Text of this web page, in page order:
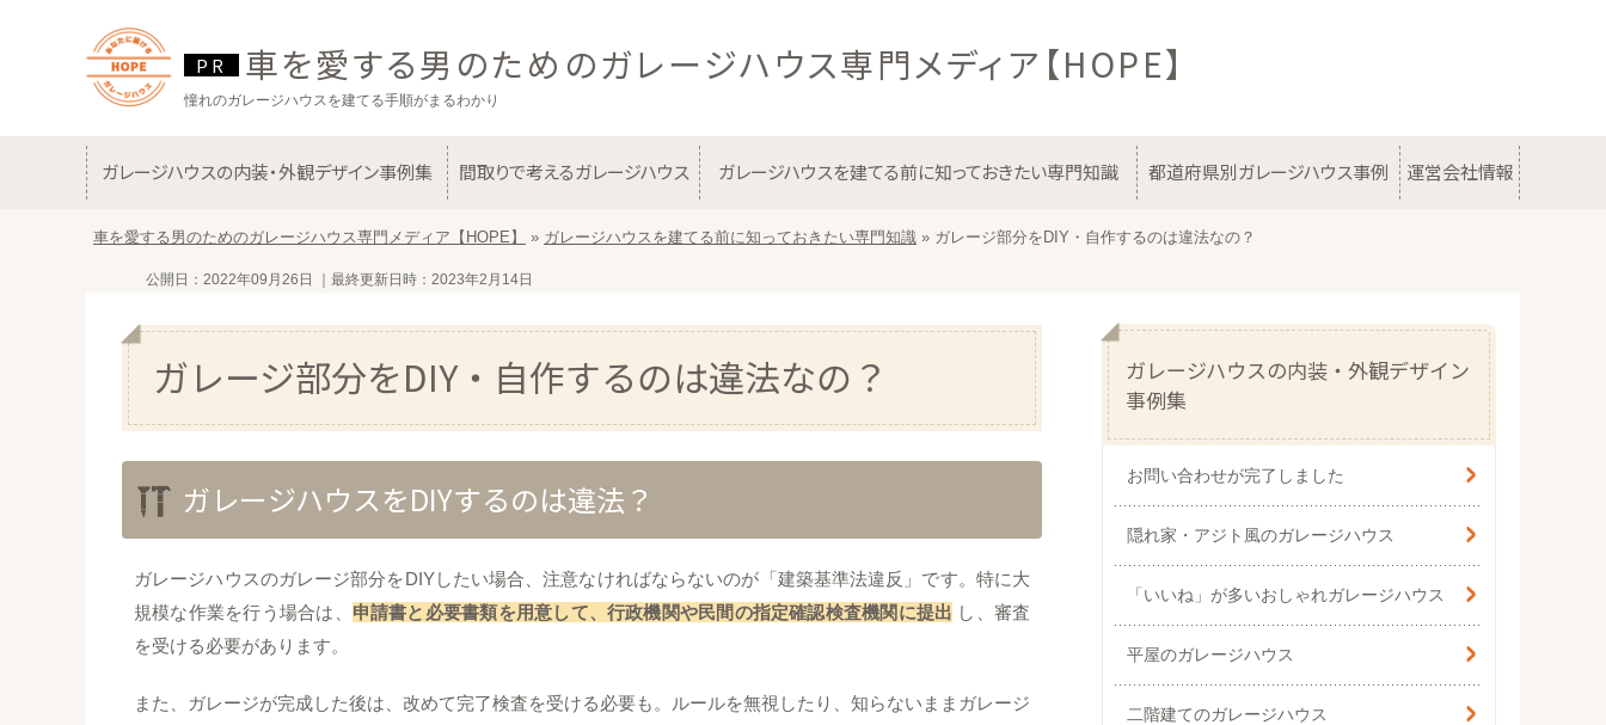
車を愛する男のためのガレージハウス専門メディア【HOPE】
憧れのガレージハウスを建てる手順がまるわかり
ガレージハウスの内装・外観デザイン事例集 間取りで考えるガレージハウス ガレージハウスを建てる前に知っておきたい専門知識 都道府県別ガレージハウス事例 運営会社情報
車を愛する男のためのガレージハウス専門メディア【HOPE】 » ガレージハウスを建てる前に知っておきたい専門知識 » ガレージ部分をDIY・自作するのは違法なの？
公開日：2022年09月26日 ｜最終更新日時：2023年2月14日
ガレージ部分をDIY・自作するのは違法なの？
ガレージハウスをDIYするのは違法？
ガレージハウスのガレージ部分をDIYしたい場合、注意なければならないのが「建築基準法違反」です。特に大
規模な作業を行う場合は、 申請書と必要書類を用意して、行政機関や民間の指定確認検査機関に提出 し、審査
を受ける必要があります。
また、ガレージが完成した後は、改めて完了検査を受ける必要も。ルールを無視したり、知らないままガレージ
ガレージハウスの内装・外観デザイン
事例集
お問い合わせが完了しました
隠れ家・アジト風のガレージハウス
「いいね」が多いおしゃれガレージハウス
平屋のガレージハウス
二階建てのガレージハウス